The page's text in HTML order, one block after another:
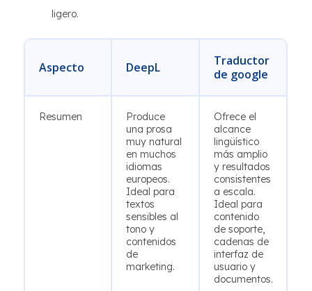
ligero.
Aspecto DeepL
Traductor
de google
Resumen
Produce
una prosa
muy natural
en muchos
idiomas
europeos.
Ideal para
textos
sensibles al
tono y
contenidos
de
marketing.
Ofrece el
alcance
lingüístico
más amplio
y resultados
consistentes
a escala.
Ideal para
contenido
de soporte,
cadenas de
interfaz de
usuario y
documentos.